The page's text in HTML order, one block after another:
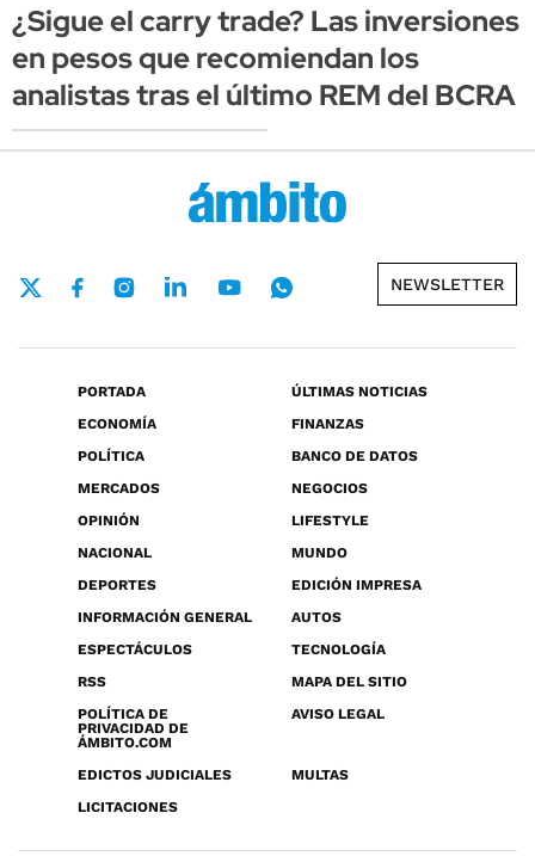
¿Sigue el carry trade? Las inversiones
en pesos que recomiendan los
analistas tras el último REM del BCRA
NEWSLETTER
PORTADA
ÚLTIMAS NOTICIAS
ECONOMÍA
FINANZAS
POLÍTICA
BANCO DE DATOS
MERCADOS
NEGOCIOS
OPINIÓN
LIFESTYLE
NACIONAL
MUNDO
DEPORTES
EDICIÓN IMPRESA
INFORMACIÓN GENERAL
AUTOS
ESPECTÁCULOS
TECNOLOGÍA
RSS
MAPA DEL SITIO
POLÍTICA DE
PRIVACIDAD DE
ÁMBITO.COM
AVISO LEGAL
EDICTOS JUDICIALES
MULTAS
LICITACIONES